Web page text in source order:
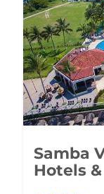
Hotel
Vallarta